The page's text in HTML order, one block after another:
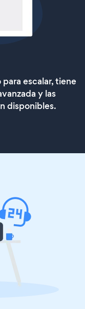
escalar, tiene
y las
disponibles.